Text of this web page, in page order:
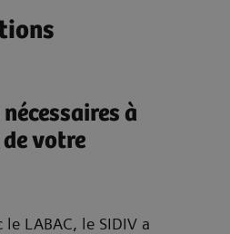
à
votre
LABAC, le SIDIV a